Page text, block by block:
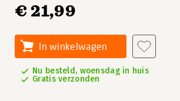
€ 21,99
In winkelwagen
Nu besteld, woensdag in huis
Gratis verzonden